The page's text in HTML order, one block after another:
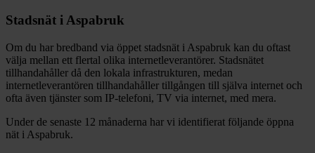
Stadsnät i Aspabruk
Om du har bredband via öppet stadsnät i Aspabruk kan du oftast
välja mellan ett flertal olika internetleverantörer. Stadsnätet
tillhandahåller då den lokala infrastrukturen, medan
internetleverantören tillhandahåller tillgången till själva internet och
ofta även tjänster som IP-telefoni, TV via internet, med mera.
Under de senaste 12 månaderna har vi identifierat följande öppna
nät i Aspabruk.